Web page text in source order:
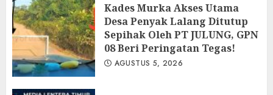
Kades Murka Akses Utama
Desa Penyak Lalang Ditutup
Sepihak Oleh PT JULUNG, GPN
08 Beri Peringatan Tegas!
AGUSTUS 5, 2026